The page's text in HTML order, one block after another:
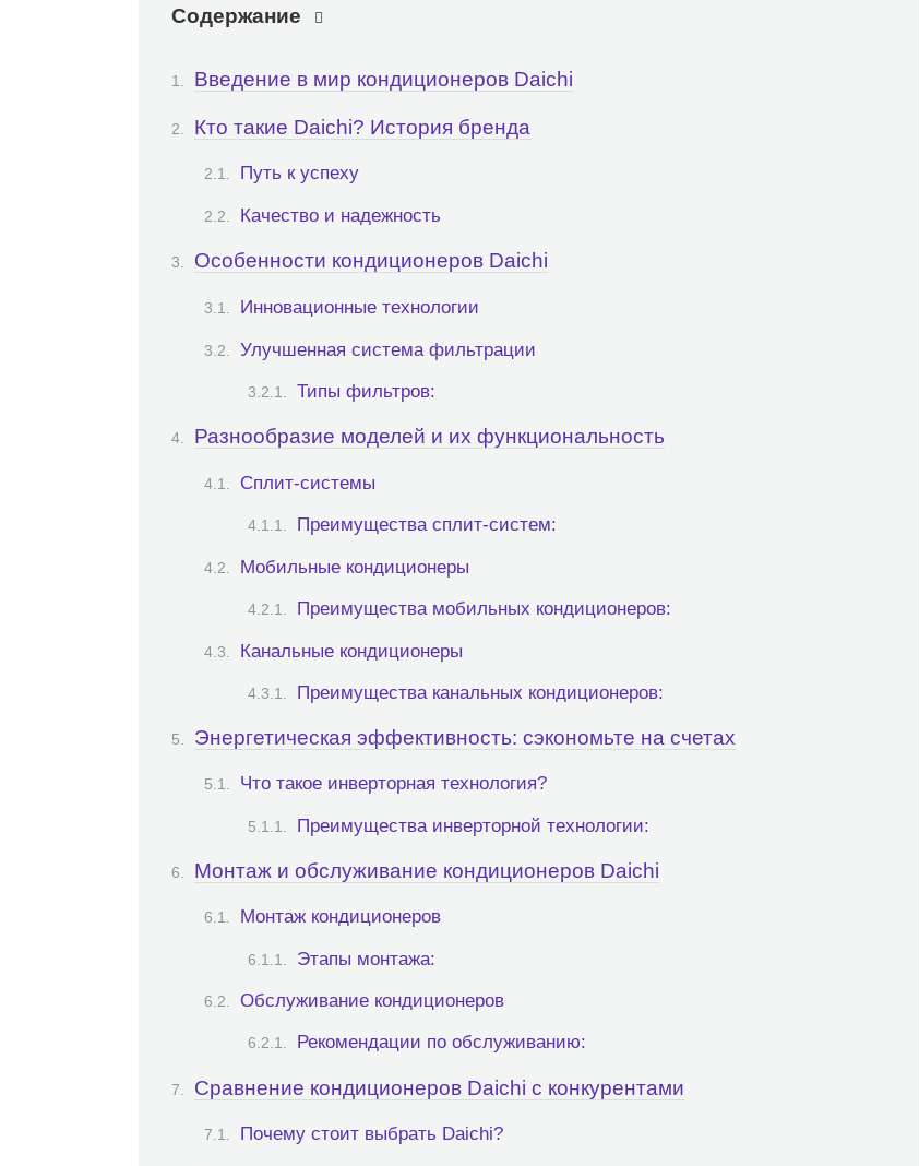
Содержание
Введение в мир кондиционеров Daichi
Кто такие Daichi? История бренда
Путь к успеху
Качество и надежность
Особенности кондиционеров Daichi
Инновационные технологии
Улучшенная система фильтрации
Типы фильтров:
Разнообразие моделей и их функциональность
Сплит-системы
Преимущества сплит-систем:
Мобильные кондиционеры
Преимущества мобильных кондиционеров:
Канальные кондиционеры
Преимущества канальных кондиционеров:
Энергетическая эффективность: сэкономьте на счетах
Что такое инверторная технология?
Преимущества инверторной технологии:
Монтаж и обслуживание кондиционеров Daichi
Монтаж кондиционеров
Этапы монтажа:
Обслуживание кондиционеров
Рекомендации по обслуживанию:
Сравнение кондиционеров Daichi с конкурентами
Почему стоит выбрать Daichi?